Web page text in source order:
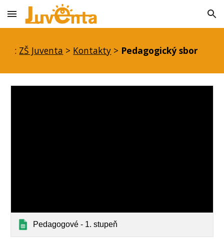
Skip to main content Skip to navigation
: ZŠ Juventa > Kontakty > Pedagogický sbor
Pedagogové - 1. stupeň